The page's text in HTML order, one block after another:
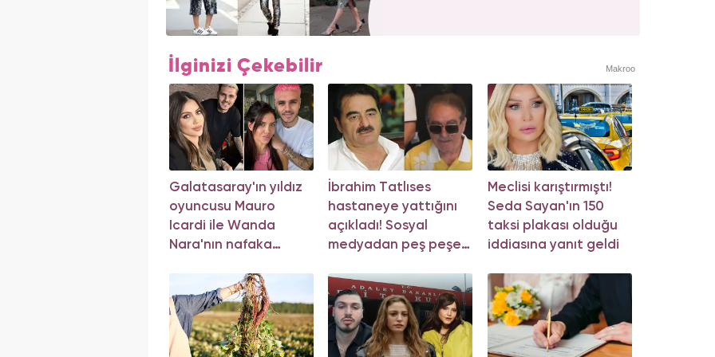
İlginizi Çekebilir Makroo
Galatasaray'ın yıldız
oyuncusu Mauro
Icardi ile Wanda
Nara'nın nafaka
İbrahim Tatlıses
hastaneye yattığını
açıkladı! Sosyal
medyadan peş peşe
Meclisi karıştırmıştı!
Seda Sayan'ın 150
taksi plakası olduğu
iddiasına yanıt geldi